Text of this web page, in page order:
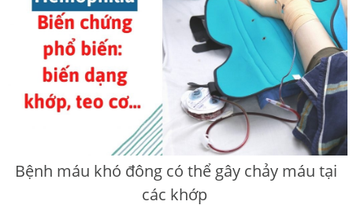
Bệnh máu khó đông có thể gây chảy máu tại
các khớp